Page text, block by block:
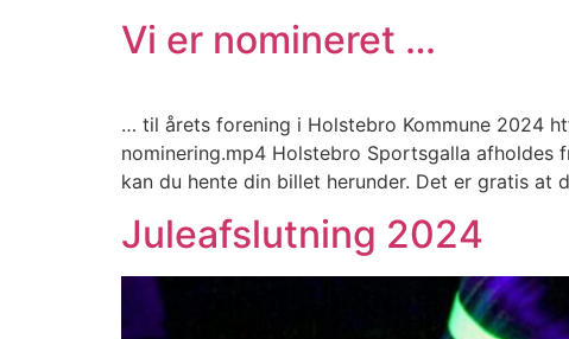
Vi er nomineret …
… til årets forening i Holstebro Kommune 2024
nominering.mp4 Holstebro Sportsgalla afholdes
kan du hente din billet herunder. Det er gratis
Juleafslutning 2024